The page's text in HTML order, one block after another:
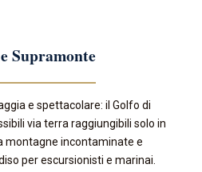
Supramonte
e spettacolare: il Golfo di
via terra raggiungibili solo in
montagne incontaminate e
per escursionisti e marinai.